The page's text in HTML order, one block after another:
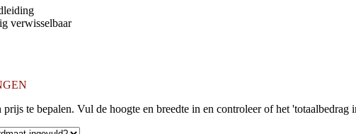
verwisselbaar
te bepalen. Vul de hoogte en breedte in en controleer of het